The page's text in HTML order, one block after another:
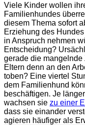
Viele Kinder wollen
Familienhundes
diesem Thema sofort
Erziehung des
in Anspruch nehmen
Entscheidung?
gerade die
Eltern denn an den
toben? Eine viertel
dem Familienhund
beschäftigen. Je
wachsen sie zu einer
dass sie einander
agieren häufiger als